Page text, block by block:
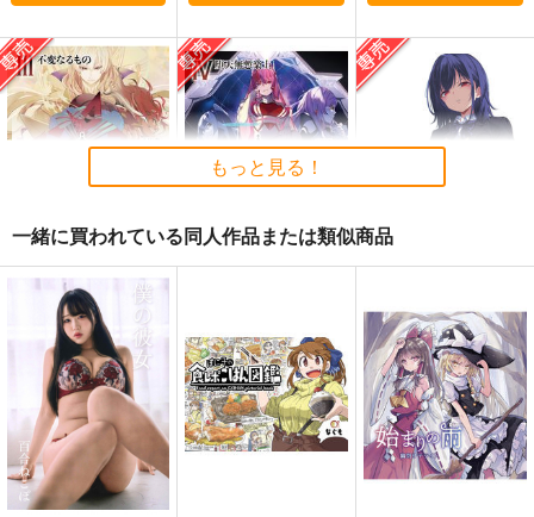
黒白のアヴェスター 3
神座万象・第十四機
2,178円（税込）
オリジナル
サンプル
カート
関
専売 3,144円（税込）
オリジナル
≫B2タペストリー
【サークル：アニマル
マシーン】
アニマルマシーン
専売 2,750円（税込）
オリジナル
サンプル
もっと見る！
一緒に買われている同人作品または類似商品